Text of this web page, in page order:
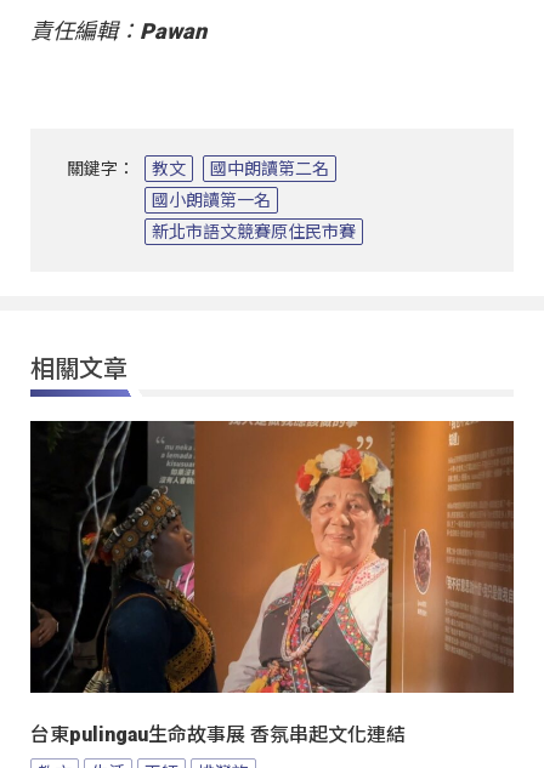
責任編輯：Pawan
關鍵字： 教文
國中朗讀第二名
國小朗讀第一名
新北市語文競賽原住民市賽
相關文章
台東pulingau生命故事展 香氛串起文化連結